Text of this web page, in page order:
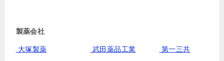
製薬会社
大塚製薬 武田薬品工業 第一三共